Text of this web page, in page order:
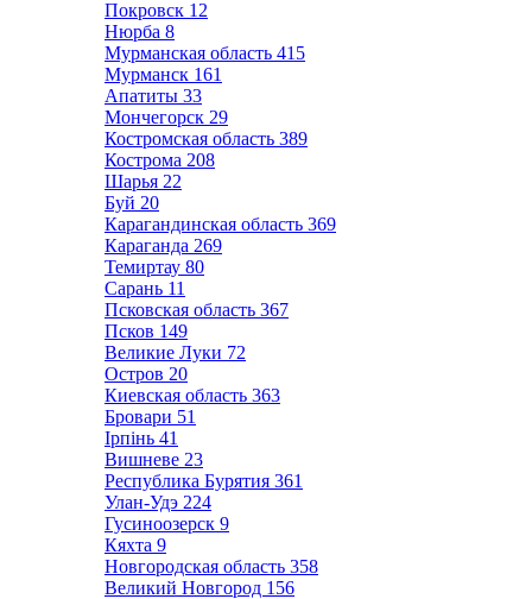
Покровск 12
Нюрба 8
Мурманская область 415
Мурманск 161
Апатиты 33
Мончегорск 29
Костромская область 389
Кострома 208
Шарья 22
Буй 20
Карагандинская область 369
Караганда 269
Темиртау 80
Сарань 11
Псковская область 367
Псков 149
Великие Луки 72
Остров 20
Киевская область 363
Бровари 51
Ірпінь 41
Вишневе 23
Республика Бурятия 361
Улан-Удэ 224
Гусиноозерск 9
Кяхта 9
Новгородская область 358
Великий Новгород 156